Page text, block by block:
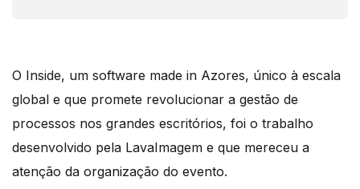
O Inside, um software made in Azores, único à escala
global e que promete revolucionar a gestão de
processos nos grandes escritórios, foi o trabalho
desenvolvido pela LavaImagem e que mereceu a
atenção da organização do evento.